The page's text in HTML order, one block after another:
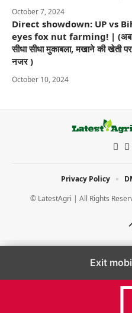
October 7, 2024
Direct showdown: UP vs
eyes fox nut farming! | (अब
सीधा सीधा मुकाबला, मखाने की खेती
नजर )
October 10, 2024
© LatestAgri | All Rights
Privacy Policy
Exit